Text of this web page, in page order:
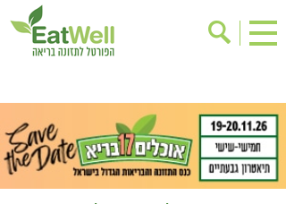
בישול בריא
אינדקס עסקים
ריפוי ומניעת מחלות
בריאות האישה
תוספי תזונה
מתכוני בריאות